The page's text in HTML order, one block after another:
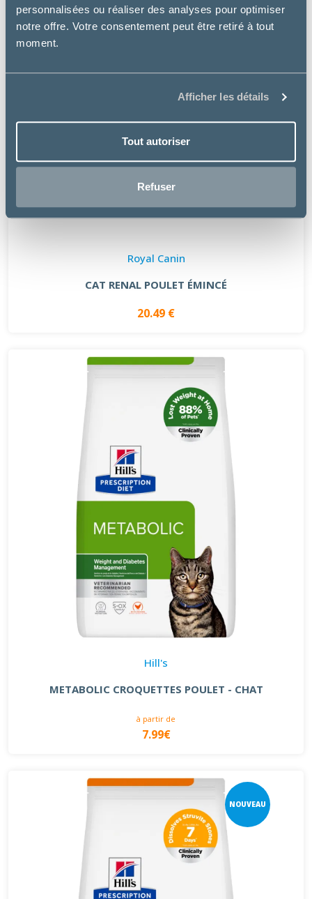
personnalisées ou réaliser des analyses pour optimiser
notre offre. Votre consentement peut être retiré à tout
moment.
Afficher les détails
Tout autoriser
Refuser
Royal Canin
CAT RENAL POULET ÉMINCÉ
20.49 €
Hill's
METABOLIC CROQUETTES POULET - CHAT
à partir de
7.99€
NOUVEAU